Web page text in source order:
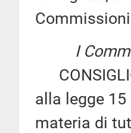
I
alla legge
materia di